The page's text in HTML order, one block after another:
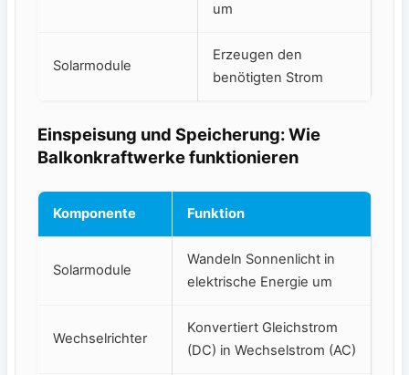
um
Solarmodule
Erzeugen den
benötigten Strom
Einspeisung und Speicherung:⁣ Wie
Balkonkraftwerke⁣ funktionieren
Komponente Funktion
Solarmodule
Wandeln Sonnenlicht in
elektrische Energie um
Wechselrichter
Konvertiert Gleichstrom
(DC) ⁤in Wechselstrom (AC)